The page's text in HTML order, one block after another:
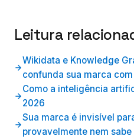
Leitura
Wikidata e Knowledge
confunda sua marca
Como a inteligência
2026
Sua marca é invisível
provavelmente nem sabe